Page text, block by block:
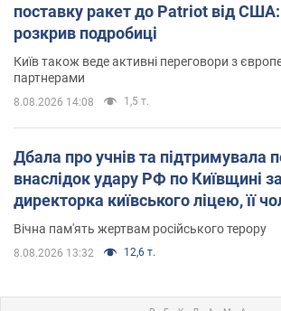
поставку ракет до Patriot від
розкрив подробиці
Київ також веде активні переговори з
партнерами
8.08.2026 14:08 1,5 т.
Дбала про учнів та підтримувала
внаслідок удару РФ по Київщині
директорка київського ліцею, її
Вічна пам'ять жертвам російського терору
8.08.2026 13:32 12,6 т.